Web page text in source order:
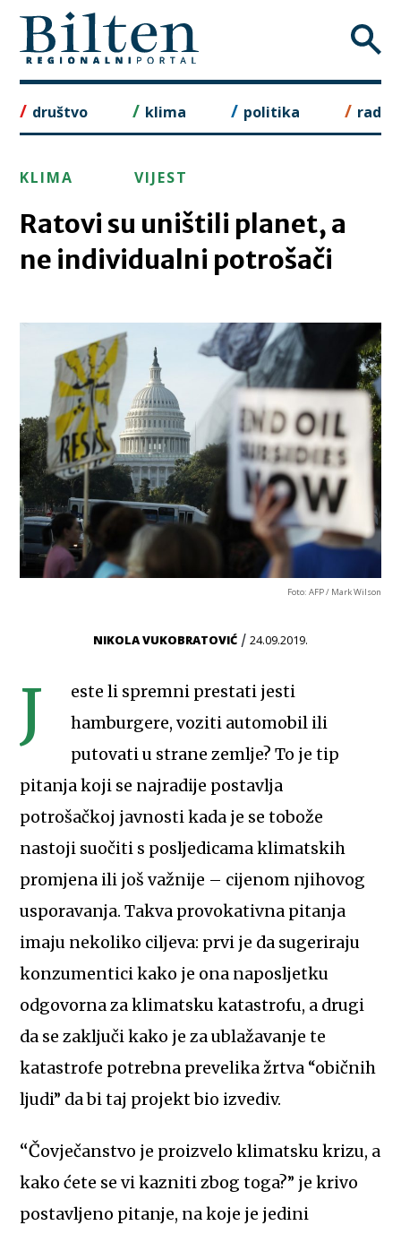
to
content
društvo klima politika rad
KLIMA VIJEST
Ratovi su uništili planet, a
ne individualni potrošači
Foto: AFP / Mark Wilson
NIKOLA VUKOBRATOVIĆ / 24.09.2019.
J
este li spremni prestati jesti
hamburgere, voziti automobil ili
putovati u strane zemlje? To je tip
pitanja koji se najradije postavlja
potrošačkoj javnosti kada je se tobože
nastoji suočiti s posljedicama klimatskih
promjena ili još važnije – cijenom njihovog
usporavanja. Takva provokativna pitanja
imaju nekoliko ciljeva: prvi je da sugeriraju
konzumentici kako je ona naposljetku
odgovorna za klimatsku katastrofu, a drugi
da se zaključi kako je za ublažavanje te
katastrofe potrebna prevelika žrtva “običnih
ljudi” da bi taj projekt bio izvediv.
“Čovječanstvo je proizvelo klimatsku krizu, a
kako ćete se vi kazniti zbog toga?” je krivo
postavljeno pitanje, na koje je jedini